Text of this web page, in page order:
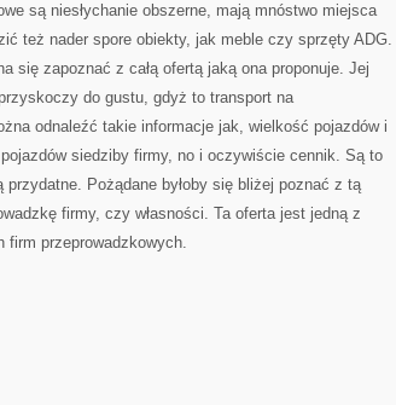
są niesłychanie obszerne, mają mnóstwo miejsca
też nader spore obiekty, jak meble czy sprzęty ADG.
się zapoznać z całą ofertą jaką ona proponuje. Jej
do gustu, gdyż to transport na
odnaleźć takie informacje jak, wielkość pojazdów i
siedziby firmy, no i oczywiście cennik. Są to
Pożądane byłoby się bliżej poznać z tą
firmy, czy własności. Ta oferta jest jedną z
firm przeprowadzkowych.